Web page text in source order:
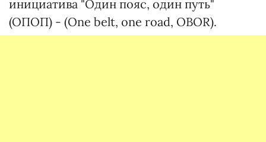
инициатива "Один пояс, один путь"
(ОПОП) - (One belt, one road, OBOR).